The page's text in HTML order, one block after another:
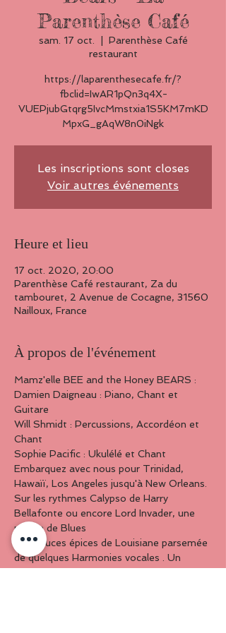
Parenthèse Café
sam. 17 oct.
Parenthèse Café
restaurant
https://laparenthesecafe.fr/?
fbclid=IwAR1pQn3q4X-
VUEPjubGtqrg5IvcMmstxia1S5KM7mKD
MpxG_gAqW8n0iNgk
Les inscriptions sont closes
Voir autres événements
Heure et lieu
17 oct. 2020, 20:00
Parenthèse Café restaurant, Za du
tambouret, 2 Avenue de Cocagne, 31560
Nailloux, France
À propos de l'événement
Mamz'elle BEE and the Honey BEARS :
Damien Daigneau : Piano, Chant et
Guitare
Will Shmidt : Percussions, Accordéon et
Chant
Sophie Pacific : Ukulélé et Chant
Embarquez avec nous pour Trinidad,
Hawaïï, Los Angeles jusqu'à New Orleans.
Sur les rythmes Calypso de Harry
Bellafonte ou encore Lord Invader, une
pointe de Blues
aux douces épices de Louisiane parsemée
de quelques Harmonies vocales . Un